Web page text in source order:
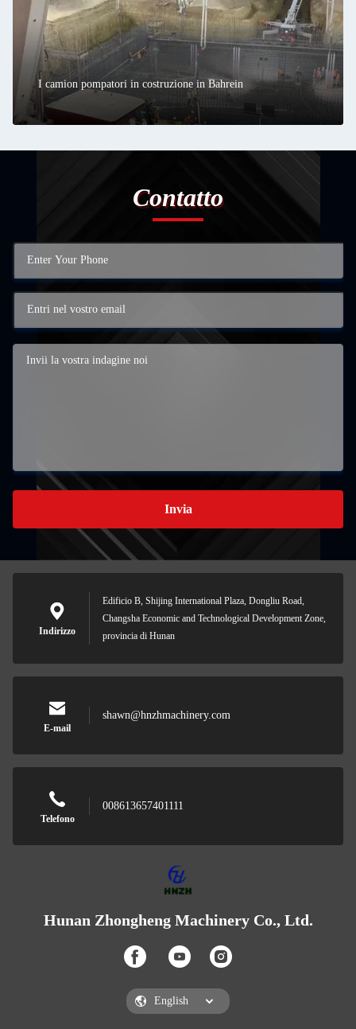
I camion pompatori in costruzione in Bahrein
Contatto
Invia
Indirizzo
Edificio B, Shijing International Plaza, Dongliu Road,
Changsha Economic and Technological Development Zone,
provincia di Hunan
E-mail
shawn@hnzhmachinery.com
Telefono
008613657401111
Hunan Zhongheng Machinery Co., Ltd.